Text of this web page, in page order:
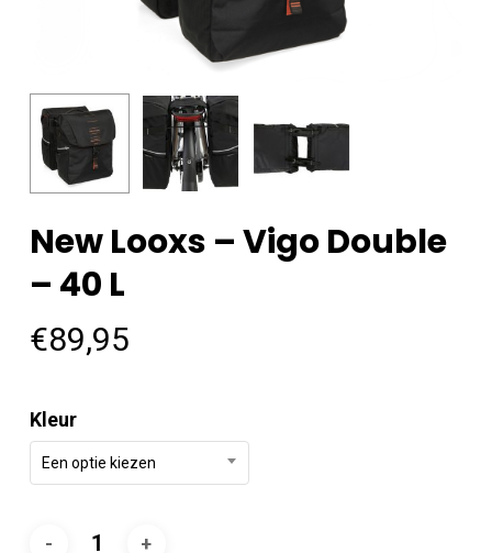
New Looxs – Vigo Double
– 40 L
€89,95
Kleur
Een optie kiezen